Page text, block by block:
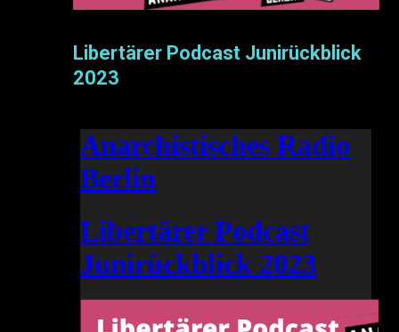
Libertärer Podcast Junirückblick
2023